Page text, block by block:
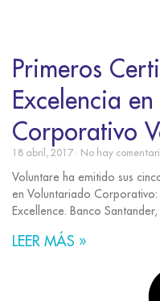
Primeros
Excelencia
Corporativo
18 abril, 2017 No hay
Voluntare ha emitido sus
en Voluntariado
Excellence. Banco Santander,
LEER MÁS »